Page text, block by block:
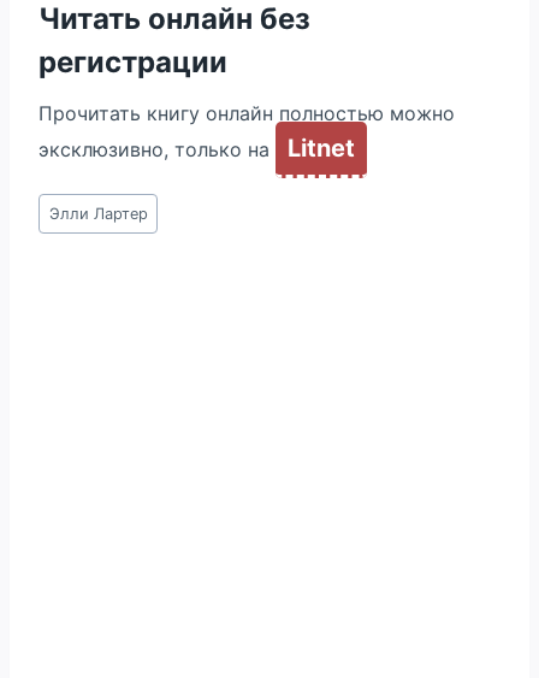
Читать онлайн без
регистрации
Прочитать книгу онлайн полностью можно
эксклюзивно, только на
Litnet
Метки
записи:
Элли Лартер